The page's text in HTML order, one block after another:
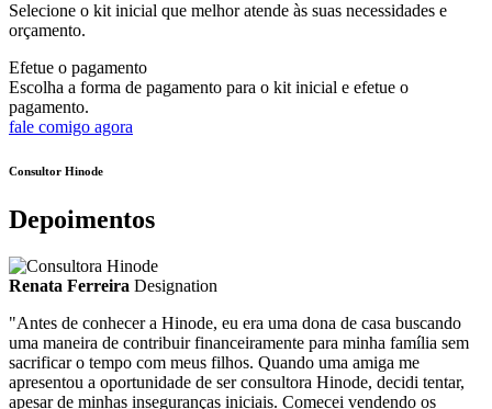
Selecione o kit inicial que melhor atende às suas necessidades e
orçamento.
Efetue o pagamento
Escolha a forma de pagamento para o kit inicial e efetue o
pagamento.
fale comigo agora
Consultor Hinode
Depoimentos
Renata Ferreira Designation
"Antes de conhecer a Hinode, eu era uma dona de casa buscando
uma maneira de contribuir financeiramente para minha família sem
sacrificar o tempo com meus filhos. Quando uma amiga me
apresentou a oportunidade de ser consultora Hinode, decidi tentar,
apesar de minhas inseguranças iniciais. Comecei vendendo os